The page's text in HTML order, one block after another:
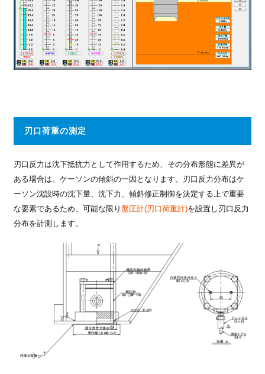
刃口荷重の測定
刃口反力は沈下抵抗力として作用するため、その分布形態に差異が
ある場合は、ケーソンの傾斜の一因となります。刃口反力分布はケ
ーソン沈設時の沈下量、沈下力、傾斜修正制御を決定する上で重要
な要素であるため、可能な限り 盤圧計(刃口荷重計)を設置し刃口反力
分布を計測します。